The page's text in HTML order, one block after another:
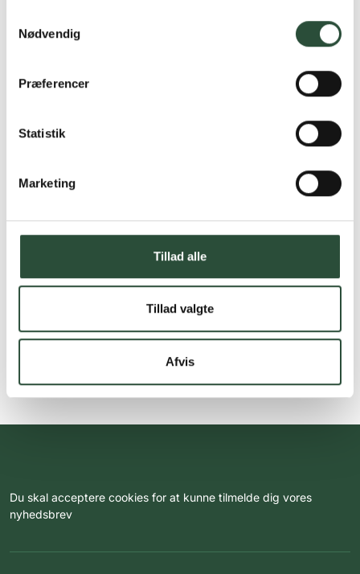
Nødvendig
Præferencer
Statistik
Marketing
Tillad alle
Tillad valgte
Afvis
Du skal acceptere cookies for at kunne tilmelde dig vores
nyhedsbrev